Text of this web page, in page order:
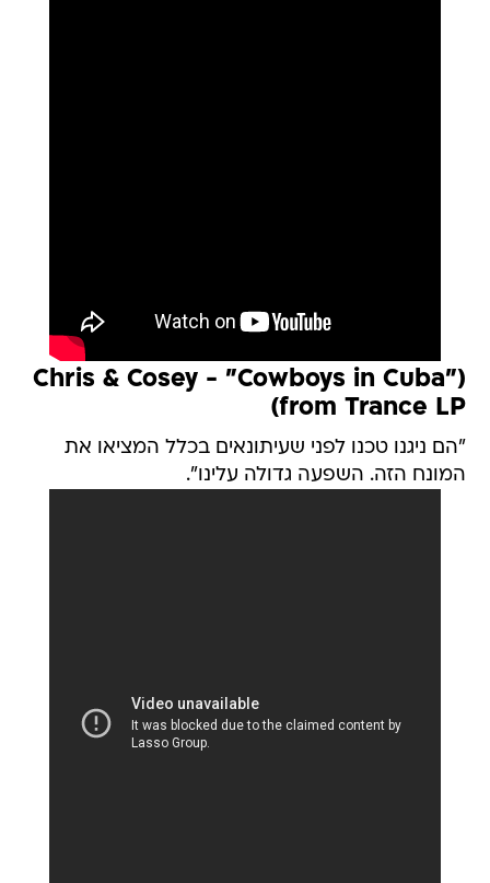
(Chris & Cosey - "Cowboys in Cuba"
(from Trance LP
"הם ניגנו טכנו לפני שעיתונאים בכלל המציאו את
המונח הזה. השפעה גדולה עלינו".